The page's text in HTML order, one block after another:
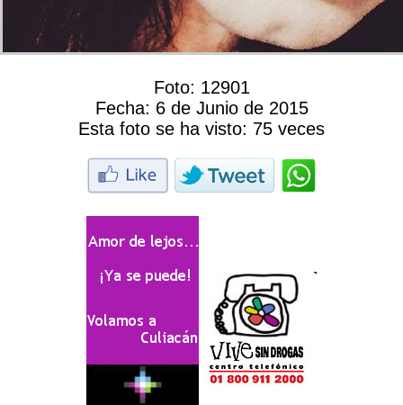
Foto: 12901
Fecha: 6 de Junio de 2015
Esta foto se ha visto: 75 veces